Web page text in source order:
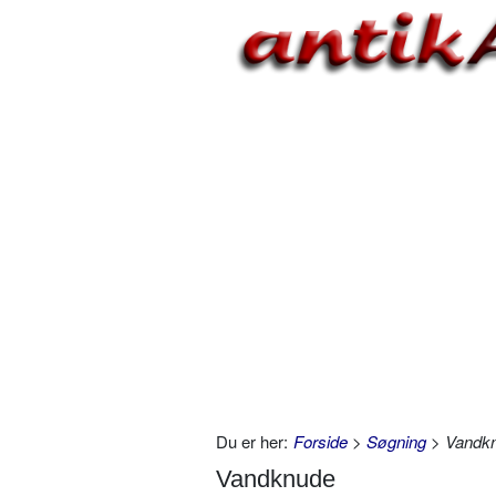
Du er her: Forside > Søgning>
Vandknude